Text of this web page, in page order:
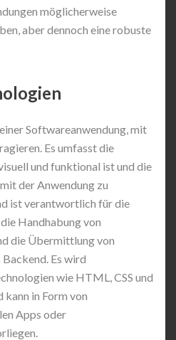
möglicherweise
aber dennoch eine robuste
Softwareanwendung, mit
Es umfasst die
und funktional ist und die
der Anwendung zu
ist verantwortlich für die
Handhabung von
die Übermittlung von
Es wird
wie HTML, CSS und
kann in Form von
Apps oder